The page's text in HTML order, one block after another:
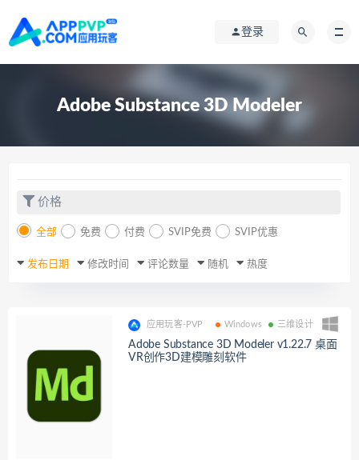
登录
Adobe Substance 3D Modeler
价格
全部 免费 付费 SVIP免费 SVIP优惠
发布日期 修改时间 评论数量 随机 热度
应用玩客-PVP Windows 三维设计
Adobe Substance 3D Modeler v1.22.7 桌面
VR创作3D建模雕刻软件